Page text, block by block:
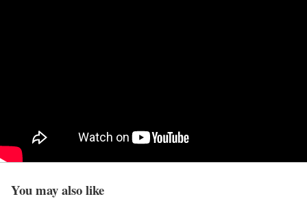
You may also like